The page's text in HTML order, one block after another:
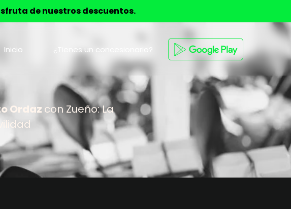
de nuestros descuentos.
Inicio ¿Tienes un concesionario?
Ordaz con Zueño: La